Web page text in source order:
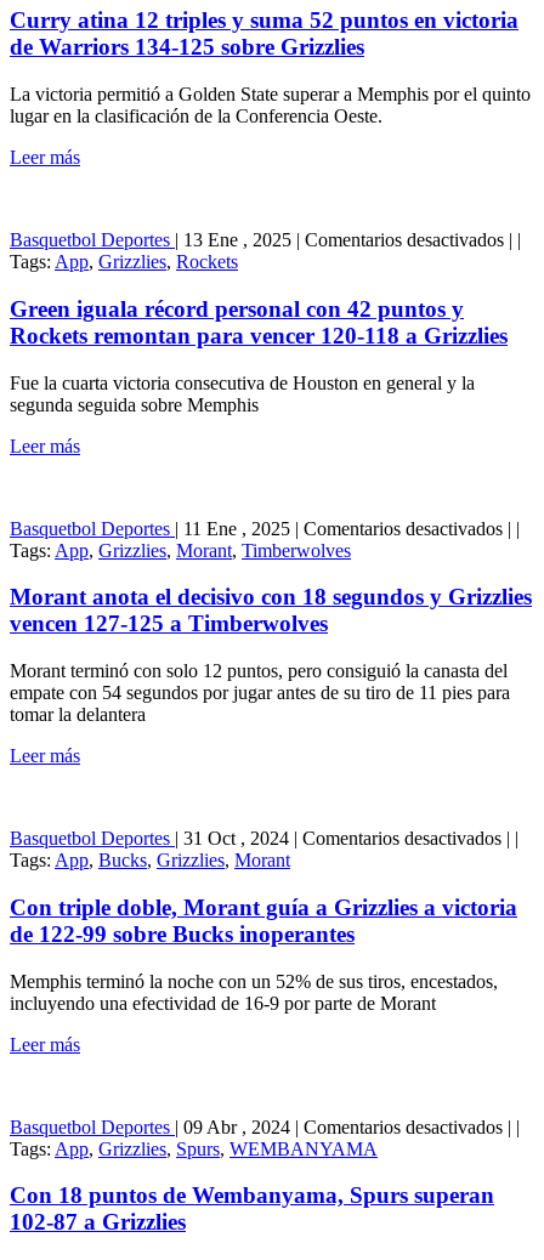
en
la
12
52
134-
125
Curry atina 12 triples y suma 52 puntos en victoria
de Warriors 134-125 sobre Grizzlies
La victoria permitió a Golden State superar a Memphis por el quinto
lugar en la clasificación de la Conferencia Oeste.
Leer más
Basquetbol Deportes | 13 Ene , 2025 | Comentarios desactivadosen
con
120-
118
| |
Tags: App, Grizzlies, Rockets
Green iguala récord personal con 42 puntos y
Rockets remontan para vencer 120-118 a Grizzlies
Fue la cuarta victoria consecutiva de Houston en general y la
segunda seguida sobre Memphis
Leer más
Basquetbol Deportes | 11 Ene , 2025 | Comentarios desactivadosen
el
y
| |
Tags: App, Grizzlies, Morant, Timberwolves
Morant anota el decisivo con 18 segundos y Grizzlies
vencen 127-125 a Timberwolves
Morant terminó con solo 12 puntos, pero consiguió la canasta del
empate con 54 segundos por jugar antes de su tiro de 11 pies para
tomar la delantera
Leer más
Basquetbol Deportes | 31 Oct , 2024 | Comentarios desactivadosen
sobre
| |
Tags: App, Bucks, Grizzlies, Morant
Con triple doble, Morant guía a Grizzlies a victoria
de 122-99 sobre Bucks inoperantes
Memphis terminó la noche con un 52% de sus tiros, encestados,
incluyendo una efectividad de 16-9 por parte de Morant
Leer más
Basquetbol Deportes | 09 Abr , 2024 | Comentarios desactivadosen
| |
Tags: App, Grizzlies, Spurs, WEMBANYAMA
Con 18 puntos de Wembanyama, Spurs superan
102-87 a Grizzlies